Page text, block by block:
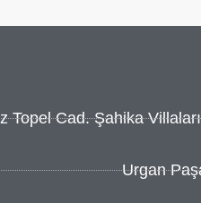
Topel Cad. Şahika
Urgan